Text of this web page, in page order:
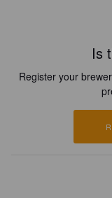
Is
Register your